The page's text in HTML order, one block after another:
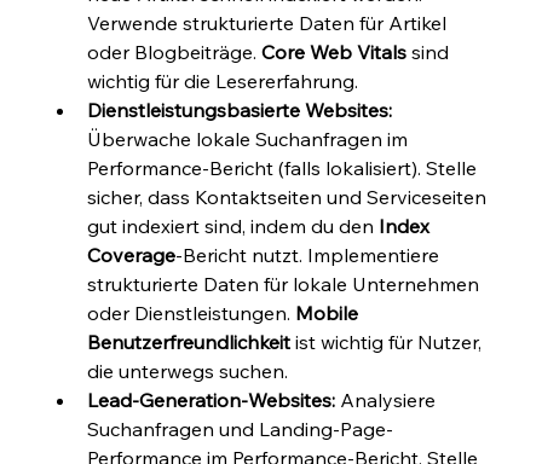
Verwende strukturierte Daten für Artikel
oder Blogbeiträge. Core Web Vitals sind
wichtig für die Lesererfahrung.
Dienstleistungsbasierte Websites:
Überwache lokale Suchanfragen im
Performance-Bericht (falls lokalisiert). Stelle
sicher, dass Kontaktseiten und Serviceseiten
gut indexiert sind, indem du den Index
Coverage-Bericht nutzt. Implementiere
strukturierte Daten für lokale Unternehmen
oder Dienstleistungen. Mobile
Benutzerfreundlichkeit ist wichtig für Nutzer,
die unterwegs suchen.
Lead-Generation-Websites: Analysiere
Suchanfragen und Landing-Page-
Performance im Performance-Bericht. Stelle